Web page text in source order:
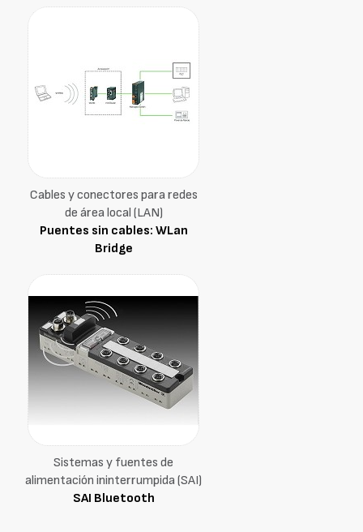
Cables y conectores para redes
de área local (LAN)
Puentes sin cables: WLan
Bridge
Sistemas y fuentes de
alimentación ininterrumpida (SAI)
SAI Bluetooth